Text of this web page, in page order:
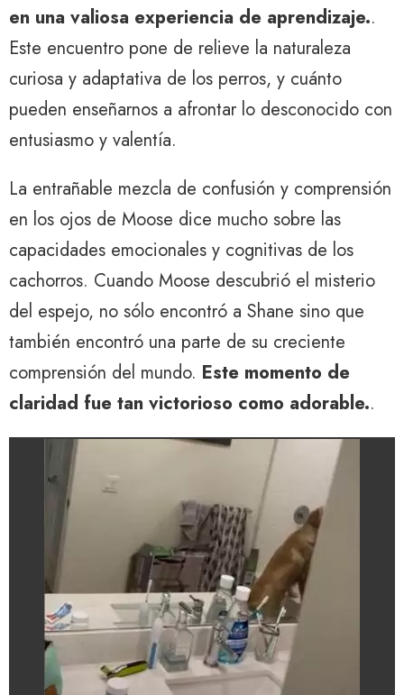
en una valiosa experiencia de aprendizaje..
Este encuentro pone de relieve la naturaleza
curiosa y adaptativa de los perros, y cuánto
pueden enseñarnos a afrontar lo desconocido con
entusiasmo y valentía.
La entrañable mezcla de confusión y comprensión
en los ojos de Moose dice mucho sobre las
capacidades emocionales y cognitivas de los
cachorros. Cuando Moose descubrió el misterio
del espejo, no sólo encontró a Shane sino que
también encontró una parte de su creciente
comprensión del mundo. Este momento de
claridad fue tan victorioso como adorable..